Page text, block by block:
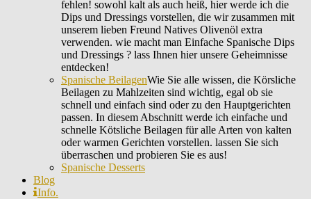
fehlen! sowohl kalt als auch heiß, hier werde ich die
Dips und Dressings vorstellen, die wir zusammen mit
unserem lieben Freund Natives Olivenöl extra
verwenden. wie macht man Einfache Spanische Dips
und Dressings ? lass Ihnen hier unsere Geheimnisse
entdecken!
Spanische BeilagenWie Sie alle wissen, die Körsliche
Beilagen zu Mahlzeiten sind wichtig, egal ob sie
schnell und einfach sind oder zu den Hauptgerichten
passen. In diesem Abschnitt werde ich einfache und
schnelle Kötsliche Beilagen für alle Arten von kalten
oder warmen Gerichten vorstellen. lassen Sie sich
überraschen und probieren Sie es aus!
Spanische Desserts
Blog
Info.